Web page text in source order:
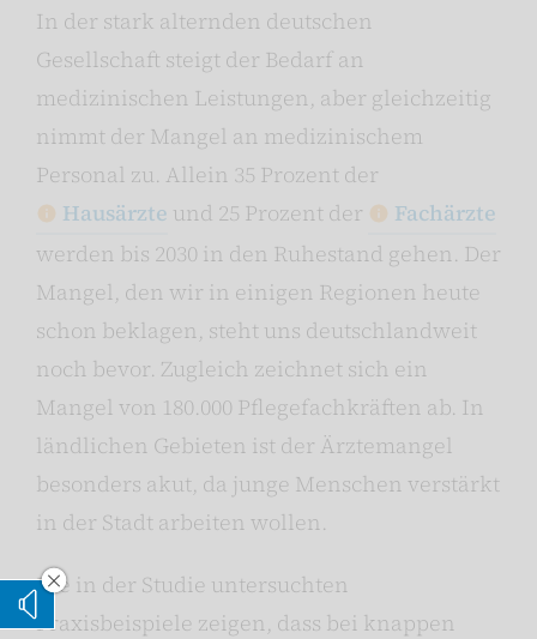
In der stark alternden deutschen
Gesellschaft steigt der Bedarf an
medizinischen Leistungen, aber gleichzeitig
nimmt der Mangel an medizinischem
Personal zu. Allein 35 Prozent der
Hausärzte und 25 Prozent der
Fachärzte
werden bis 2030 in den Ruhestand gehen. Der
Mangel, den wir in einigen Regionen heute
schon bekla­gen, steht uns deutschlandweit
noch bevor. Zugleich zeichnet sich ein
Mangel von 180.000 Pflegefachkräften ab. In
ländlichen Gebieten ist der Ärztemangel
besonders akut, da junge Menschen verstärkt
in der Stadt arbeiten wollen.
Die in der Studie untersuchten
Praxisbeispiele zeigen, dass bei knappen
Vorleseoption verstecken
Vorlesen